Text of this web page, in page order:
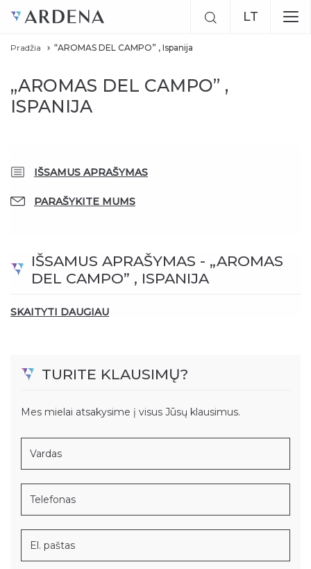
LT
Pradžia “AROMAS DEL CAMPO” , Ispanija
„AROMAS DEL CAMPO” ,
ISPANIJA
IŠSAMUS APRAŠYMAS
PARAŠYKITE MUMS
IŠSAMUS APRAŠYMAS - „AROMAS
DEL CAMPO” , ISPANIJA
SKAITYTI DAUGIAU
TURITE KLAUSIMŲ?
Mes mielai atsakysime į visus Jūsų klausimus.